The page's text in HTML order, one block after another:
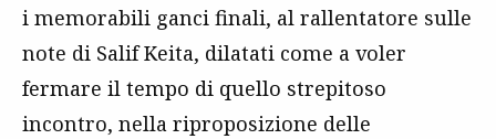
i memorabili ganci finali, al rallentatore sulle
note di Salif Keita, dilatati come a voler
fermare il tempo di quello strepitoso
incontro, nella riproposizione delle